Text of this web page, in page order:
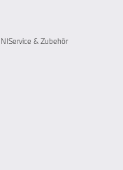
Service & Zubehör